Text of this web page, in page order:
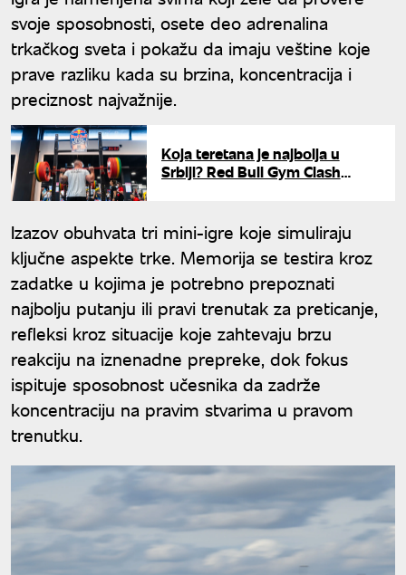
svoje sposobnosti, osete deo adrenalina
trkačkog sveta i pokažu da imaju veštine koje
prave razliku kada su brzina, koncentracija i
preciznost najvažnije.
Koja teretana je najbolja u
Srbiji? Red Bull Gym Clash
Izazov obuhvata tri mini-igre koje simuliraju
ključne aspekte trke. Memorija se testira kroz
zadatke u kojima je potrebno prepoznati
najbolju putanju ili pravi trenutak za preticanje,
refleksi kroz situacije koje zahtevaju brzu
reakciju na iznenadne prepreke, dok fokus
ispituje sposobnost učesnika da zadrže
koncentraciju na pravim stvarima u pravom
trenutku.